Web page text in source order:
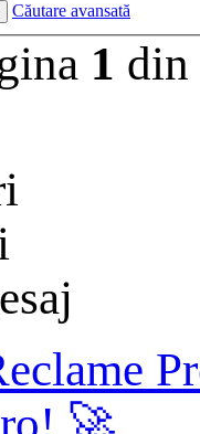
Căutare avansată
1 din